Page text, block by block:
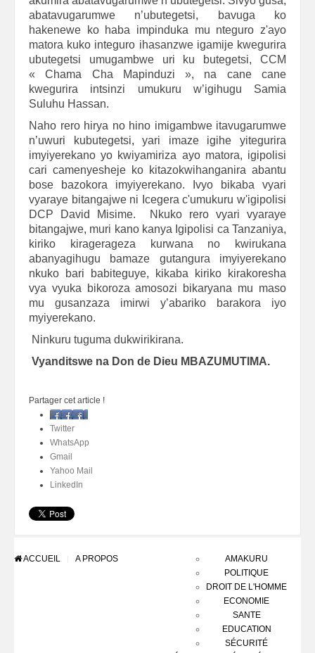
abatavugarumwe n’ubutegetsi, bavuga ko
hakenewe ko haba impinduka mu nteguro z'ayo
matora kuko integuro ihasanzwe igamije kwegurira
ubutegetsi umugambwe uri ku butegetsi, CCM
« Chama Cha Mapinduzi », na cane cane
kwegurira intsinzi umukuru w’igihugu Samia
Suluhu Hassan.
Naho rero hirya no hino imigambwe itavugarumwe
n’uwuri kubutegetsi, yari imaze igihe yitegurira
imyiyerekano yo kwiyamiriza ayo matora, igipolisi
cari camenyesheje ko kitazokwihanganira abantu
bose bazokora imyiyerekano. Ivyo bikaba vyari
vyaraye bitangajwe ni Icegera c'umukuru w'igipolisi
DCP David Misime. Nkuko rero vyari vyaraye
bitangajwe, muri kano kanya Igipolisi ca Tanzaniya,
kiriko kiragerageza kurwana no kwirukana
abanyagihugu bamaze gutangura imyiyerekano
nkuko bari babiteguye, kikaba kiriko kirakoresha
vya vyuka bikoroza amosozi bikaryana mu maso
mu gusanzaza imirwi y’abariko barakora iyo
myiyerekano.
Ninkuru tuguma dukwirikirana.
Vyanditswe na Don de Dieu MBAZUMUTIMA.
Partager cet article !
Facebook
Twitter
WhatsApp
Gmail
Yahoo Mail
LinkedIn
ACCUEIL A PROPOS
AMAKURU
POLITIQUE
DROIT DE L'HOMME
ECONOMIE
SANTE
EDUCATION
SÉCURITÉ